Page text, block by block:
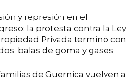
y represión en el
la protesta contra la Ley
Privada terminó con
balas de goma y gases
de Guernica vuelven a